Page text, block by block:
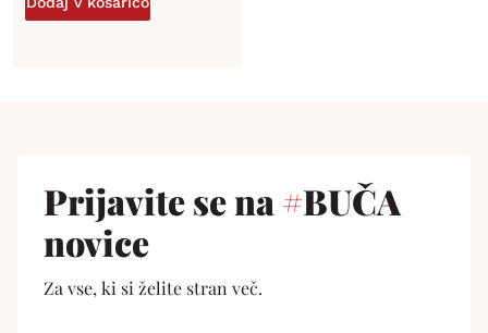
Prijavite se na#BUČA
novice
Za vse, ki si želite stran več.